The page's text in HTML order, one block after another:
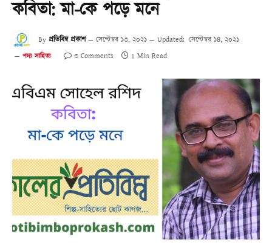
কবিতা: মা-কে পড়ে মনে
By প্রতিবিম্ব প্রকাশ সেপ্টেম্বর ১৩, ২০২১ Updated: সেপ্টেম্বর ১৪, ২০২১
পদ্য সাহিত্য ৩ Comments 1 Min Read